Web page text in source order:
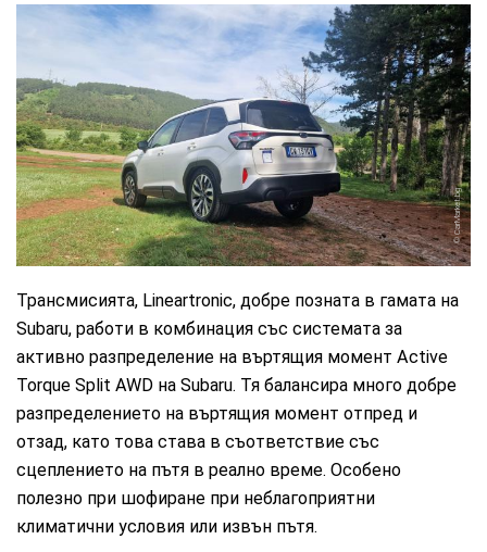
CarMarket.bg
Трансмисията, Lineartronic, добре позната в гамата на
Subaru, работи в комбинация със системата за
активно разпределение на въртящия момент Active
Torque Split AWD на Subaru. Тя балансира много добре
разпределението на въртящия момент отпред и
отзад, като това става в съответствие със
сцеплението на пътя в реално време. Особено
полезно при шофиране при неблагоприятни
климатични условия или извън пътя.